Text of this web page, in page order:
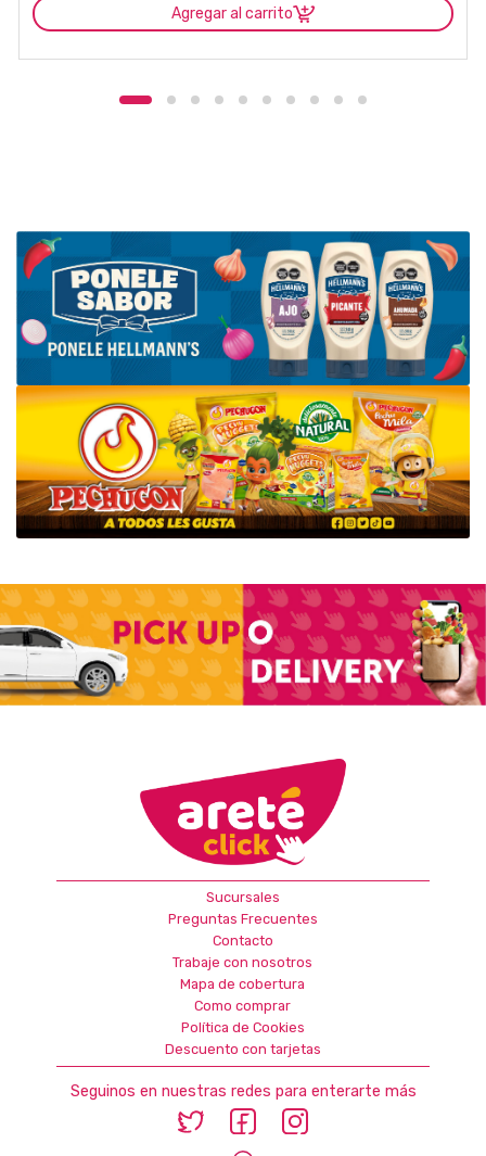
Agregar al carrito
Sucursales
Preguntas Frecuentes
Contacto
Trabaje con nosotros
Mapa de cobertura
Como comprar
Política de Cookies
Descuento con tarjetas
Seguinos en nuestras redes para enterarte más